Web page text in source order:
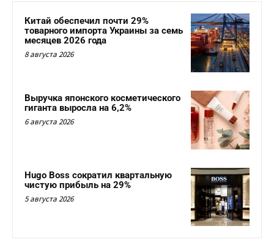
Китай обеспечил почти 29%
товарного импорта Украины за семь
месяцев 2026 года
8 августа 2026
Выручка японского косметического
гиганта выросла на 6,2%
6 августа 2026
Hugo Boss сократил квартальную
чистую прибыль на 29%
5 августа 2026